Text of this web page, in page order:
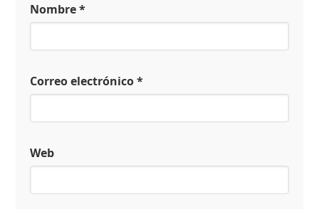
Nombre*
Correo electrónico*
Web